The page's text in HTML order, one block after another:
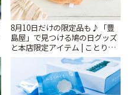
8月10日だけの限定品も♪「豊
島屋」で見つける鳩の日グッズ
と本店限定アイテム | ことりっ